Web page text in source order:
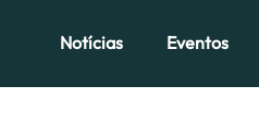
Notícias Eventos